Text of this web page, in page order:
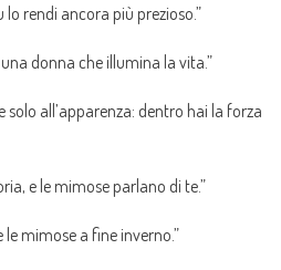
lo rendi ancora più prezioso.”
donna che illumina la vita.”
solo all’apparenza: dentro hai la forza
e le mimose parlano di te.”
mimose a fine inverno.”